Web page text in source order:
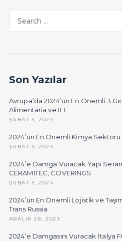
Son Yazılar
Avrupa’da 2024’ün En Önemli 3
Alimentaria ve IFE
ŞUBAT 3, 2024
2024’ün En Önemli Kimya Sektörü
ŞUBAT 3, 2024
2024’e Damga Vuracak Yapı
CERAMITEC, COVERINGS
ŞUBAT 3, 2024
2024’ün En Önemli Lojistik ve
Trans Russia
ARALIK 26, 2023
2024’e Damgasını Vuracak İtalya